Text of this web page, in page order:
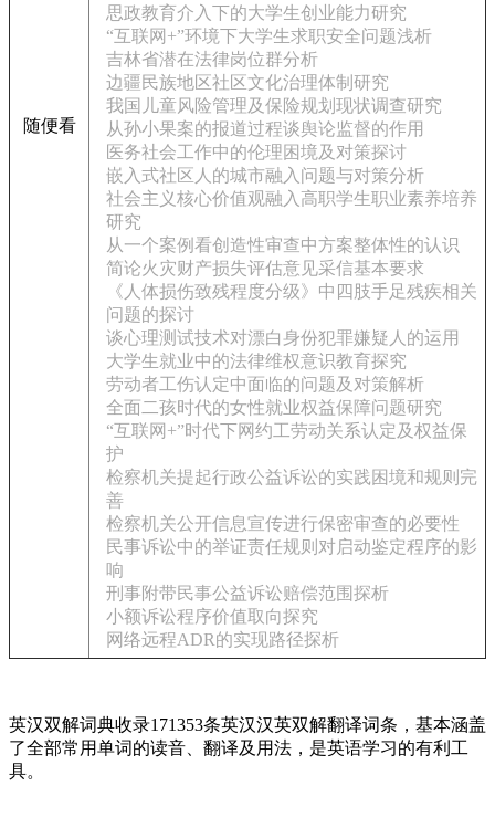
随便看
思政教育介入下的大学生创业能力研究
“互联网+”环境下大学生求职安全问题浅析
吉林省潜在法律岗位群分析
边疆民族地区社区文化治理体制研究
我国儿童风险管理及保险规划现状调查研究
从孙小果案的报道过程谈舆论监督的作用
医务社会工作中的伦理困境及对策探讨
嵌入式社区人的城市融入问题与对策分析
社会主义核心价值观融入高职学生职业素养培养
研究
从一个案例看创造性审查中方案整体性的认识
简论火灾财产损失评估意见采信基本要求
《人体损伤致残程度分级》中四肢手足残疾相关
问题的探讨
谈心理测试技术对漂白身份犯罪嫌疑人的运用
大学生就业中的法律维权意识教育探究
劳动者工伤认定中面临的问题及对策解析
全面二孩时代的女性就业权益保障问题研究
“互联网+”时代下网约工劳动关系认定及权益保
护
检察机关提起行政公益诉讼的实践困境和规则完
善
检察机关公开信息宣传进行保密审查的必要性
民事诉讼中的举证责任规则对启动鉴定程序的影
响
刑事附带民事公益诉讼赔偿范围探析
小额诉讼程序价值取向探究
网络远程ADR的实现路径探析
英汉双解词典收录171353条英汉汉英双解翻译词条，基本涵盖
了全部常用单词的读音、翻译及用法，是英语学习的有利工
具。